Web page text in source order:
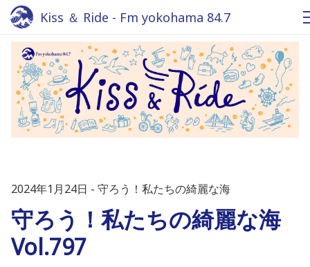
Kiss ＆ Ride - Fm yokohama 84.7
2024年1月24日 守ろう！私たちの綺麗な海
守ろう！私たちの綺麗な海
Vol.797